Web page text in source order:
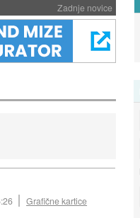
Zadnje novice
Grafične kartice